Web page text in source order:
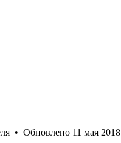
• Обновлено 11 мая 2018